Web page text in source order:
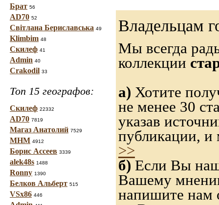
Брат 56
AD70 52
Світлана Бериславська 49
Klimbim 48
Скилеф 41
Admin 40
Crakodil 33
Топ 15 географов:
Скилеф 22332
AD70 7819
Магаз Анатолий 7529
МНМ 4912
Борис Ассеев 3339
alek48s 1488
Ronny 1390
Белков Альберт 515
VSx86 446
Владельцам
Мы всегда
коллекции
а) Хотите
не менее 30
указав
публикации,
>>
б) Если Вы
Вашему
напишите нам